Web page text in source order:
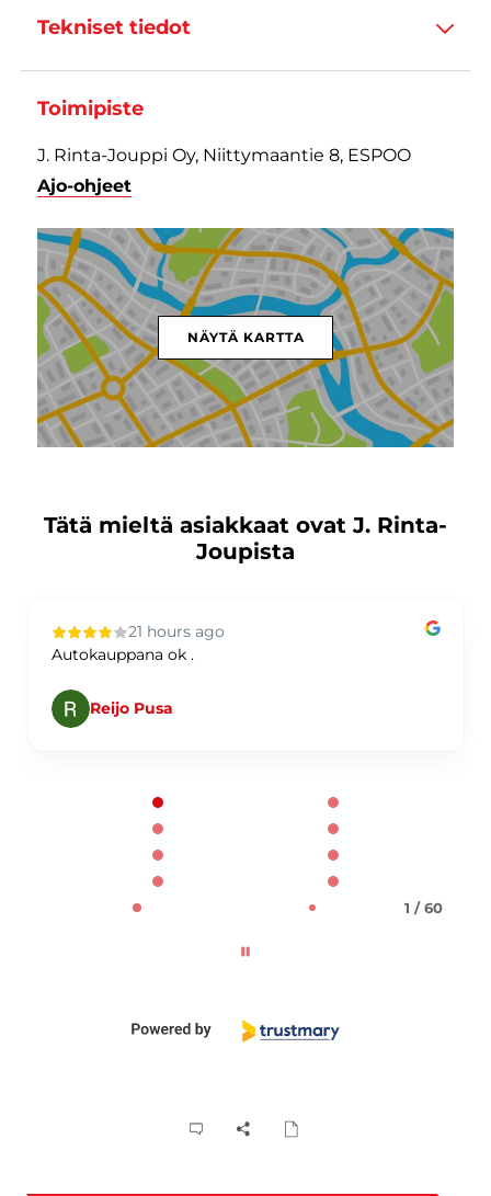
Tekniset tiedot
Toimipiste
J. Rinta-Jouppi Oy, Niittymaantie 8, ESPOO
Ajo-ohjeet
NÄYTÄ KARTTA
Tätä mieltä asiakkaat ovat J. Rinta-
Joupista
21 hours ago
Autokauppana ok .
Reijo Pusa
1 / 60